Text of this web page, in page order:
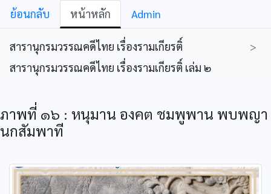
ย้อนกลับ หน้าหลัก Admin
สารานุกรมวรรณคดีไทย เรื่องรามเกียรติ์
>
สารานุกรมวรรณคดีไทย เรื่องรามเกียรติ์ เล่ม ๒
ภาพที่ ๑๖ : หนุมาน องคต ชมพูพาน พบพญา
นกสัมพาที